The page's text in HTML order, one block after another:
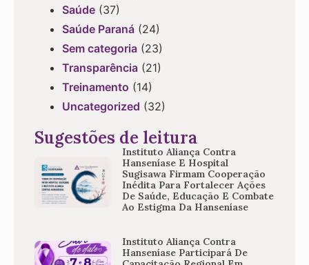
Saúde (37)
Saúde Paraná (24)
Sem categoria (23)
Transparência (21)
Treinamento (14)
Uncategorized (32)
Sugestões de leitura
Instituto Aliança Contra
Hanseníase E Hospital
Sugisawa Firmam Cooperação
Inédita Para Fortalecer Ações
De Saúde, Educação E Combate
Ao Estigma Da Hanseníase
Instituto Aliança Contra
Hanseníase Participará De